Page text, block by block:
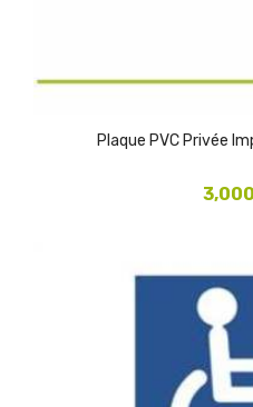
Plaque PVC Privée